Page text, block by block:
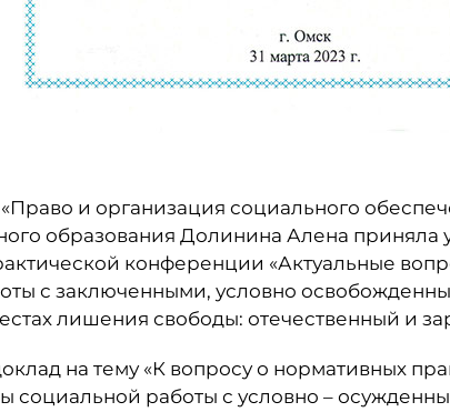
и организация социального
образования Долинина Алена приняла
конференции «Актуальные
с заключенными, условно
лишения свободы: отечественный и
на тему «К вопросу о нормативных
социальной работы с условно –